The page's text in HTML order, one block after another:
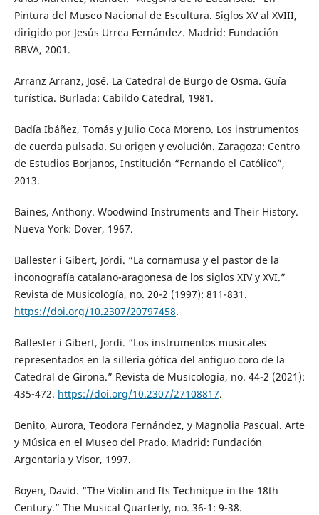
Pintura del Museo Nacional de Escultura. Siglos XV al XVIII,
dirigido por Jesús Urrea Fernández. Madrid: Fundación
BBVA, 2001.
Arranz Arranz, José. La Catedral de Burgo de Osma. Guía
turística. Burlada: Cabildo Catedral, 1981.
Badía Ibáñez, Tomás y Julio Coca Moreno. Los instrumentos
de cuerda pulsada. Su origen y evolución. Zaragoza: Centro
de Estudios Borjanos, Institución “Fernando el Católico”,
2013.
Baines, Anthony. Woodwind Instruments and Their History.
Nueva York: Dover, 1967.
Ballester i Gibert, Jordi. “La cornamusa y el pastor de la
inconografía catalano-aragonesa de los siglos XIV y XVI.”
Revista de Musicología, no. 20-2 (1997): 811-831.
https://doi.org/10.2307/20797458.
Ballester i Gibert, Jordi. “Los instrumentos musicales
representados en la sillería gótica del antiguo coro de la
Catedral de Girona.” Revista de Musicología, no. 44-2 (2021):
435-472. https://doi.org/10.2307/27108817.
Benito, Aurora, Teodora Fernández, y Magnolia Pascual. Arte
y Música en el Museo del Prado. Madrid: Fundación
Argentaria y Visor, 1997.
Boyen, David. “The Violin and Its Technique in the 18th
Century.” The Musical Quarterly, no. 36-1: 9-38.